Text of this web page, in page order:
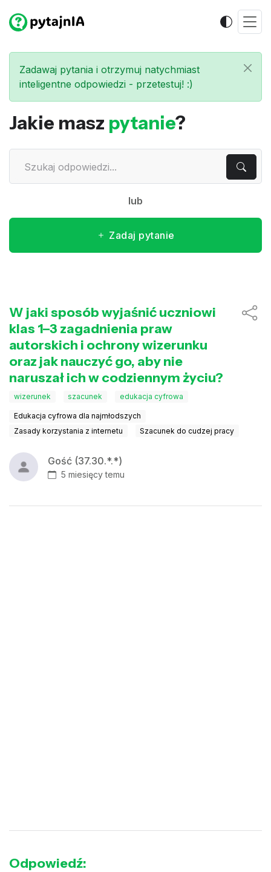
Zadawaj pytania i otrzymuj natychmiast
inteligentne odpowiedzi - przetestuj! :)
Jakie masz pytanie?
lub
Zadaj pytanie
W jaki sposób wyjaśnić uczniowi
klas 1–3 zagadnienia praw
autorskich i ochrony wizerunku
oraz jak nauczyć go, aby nie
naruszał ich w codziennym życiu?
wizerunek szacunek edukacja cyfrowa
Edukacja cyfrowa dla najmłodszych
Zasady korzystania z internetu
Szacunek do cudzej pracy
Gość (37.30.*.*)
5 miesięcy temu
Odpowiedź: